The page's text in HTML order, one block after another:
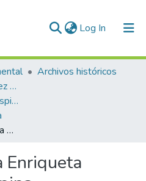
Log In (current)
Archivos históricos
Mariano Ospina Rodríguez (1826 -1912)
Enriqueta Vásquez de Ospina
Carta enviada a Enriqueta Vásquez de Ospina
Enriqueta